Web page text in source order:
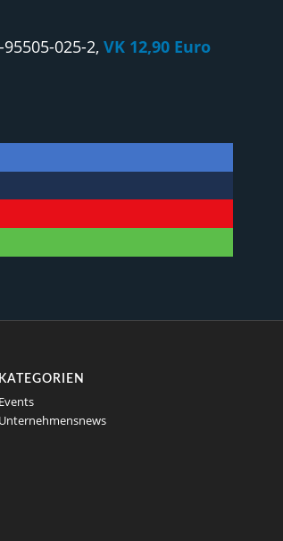
025-2, VK 12,90 Euro
KATEGORIEN
Events
Unternehmensnews